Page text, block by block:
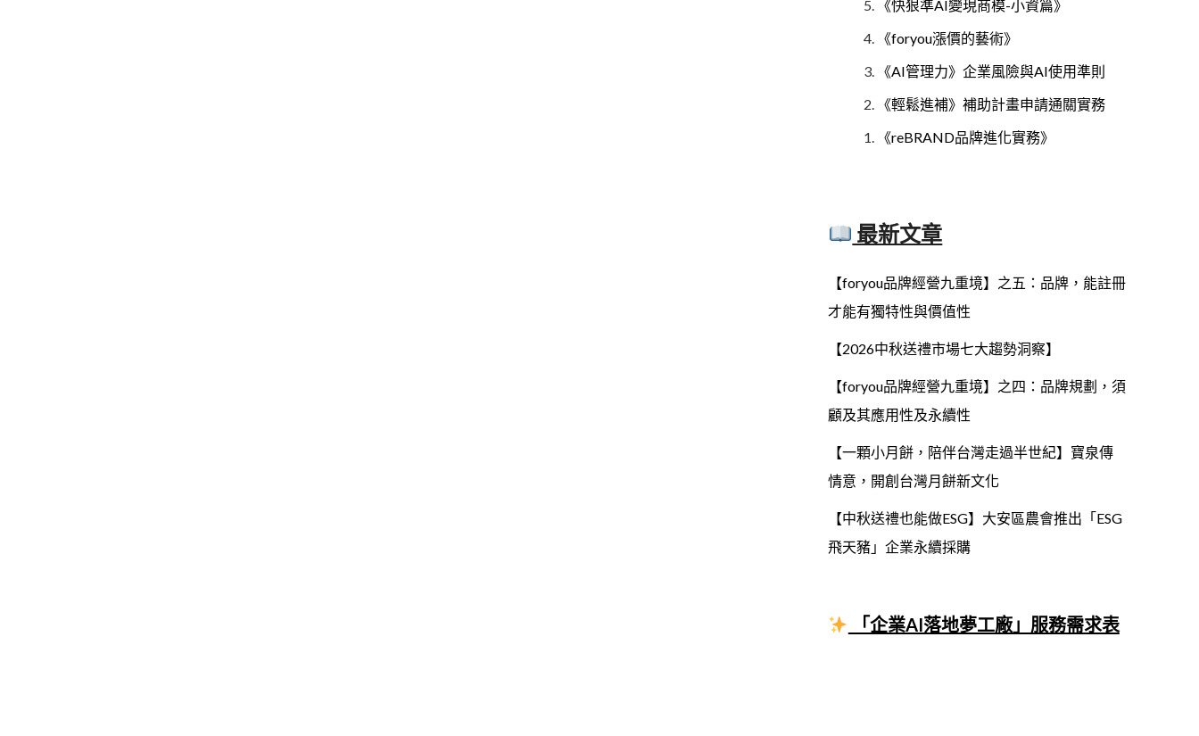
《快狠準AI變現商模-小資篇》
《foryou漲價的藝術》
《AI管理力》企業風險與AI使用準則
《輕鬆進補》補助計畫申請通關實務
《reBRAND品牌進化實務》
最新文章
【foryou品牌經營九重境】之五：品牌，能註冊
才能有獨特性與價值性
【2026中秋送禮市場七大趨勢洞察】
【foryou品牌經營九重境】之四：品牌規劃，須
顧及其應用性及永續性
【一顆小月餅，陪伴台灣走過半世紀】寶泉傳
情意，開創台灣月餅新文化
【中秋送禮也能做ESG】大安區農會推出「ESG
飛天豬」企業永續採購
「企業AI落地夢工廠」服務需求表